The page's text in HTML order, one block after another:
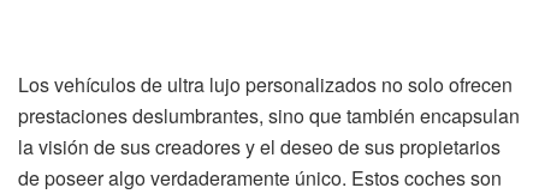
Los vehículos de ultra lujo personalizados no solo ofrecen
prestaciones deslumbrantes, sino que también encapsulan
la visión de sus creadores y el deseo de sus propietarios
de poseer algo verdaderamente único. Estos coches son